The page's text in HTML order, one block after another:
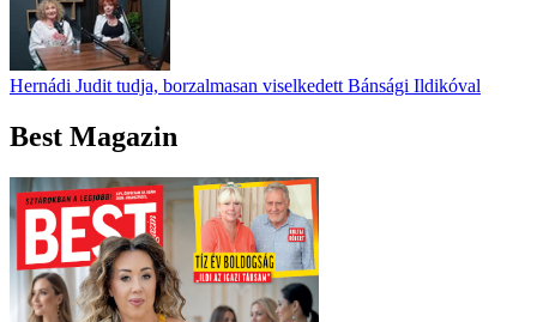
Hernádi Judit tudja, borzalmasan viselkedett Bánsági Ildikóval
Best Magazin